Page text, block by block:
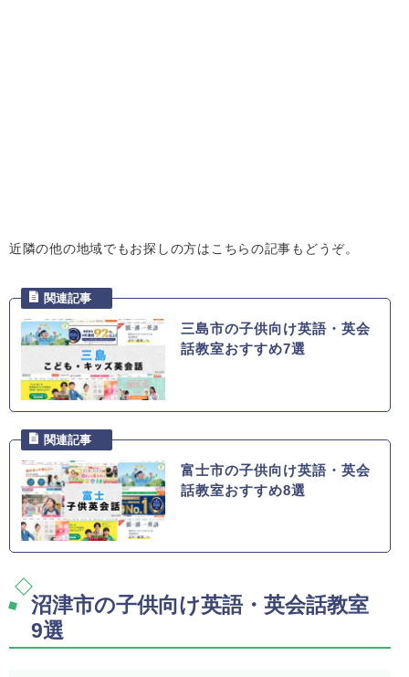
近隣の他の地域でもお探しの方はこちらの記事もどうぞ。
三島市の子供向け英語・英会
話教室おすすめ7選
富士市の子供向け英語・英会
話教室おすすめ8選
沼津市の子供向け英語・英会話教室
9選